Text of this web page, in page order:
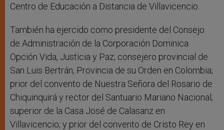
Centro de Educación a Distancia de Villavicencio.
También ha ejercido como presidente del Consejo
de Administración de la Corporación Dominica
Opción Vida, Justicia y Paz; consejero provincial de
San Luis Bertrán, Provincia de su Orden en Colombia;
prior del convento de Nuestra Señora del Rosario de
Chiquinquirá y rector del Santuario Mariano Nacional;
superior de la Casa José de Calasanz en
Villavicencio; y prior del convento de Cristo Rey en